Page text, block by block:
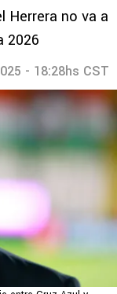
Herrera no va a
2026
- 18:28hs CST